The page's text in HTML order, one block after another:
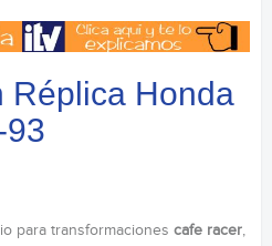
Réplica Honda
93
para transformaciones cafe racer,